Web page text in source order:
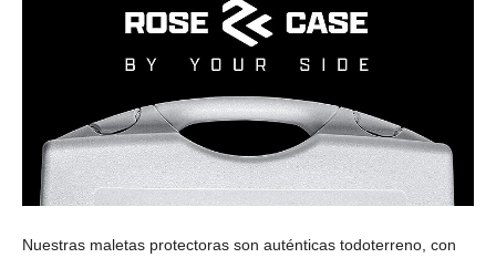
Nuestras maletas protectoras son auténticas todoterreno, con